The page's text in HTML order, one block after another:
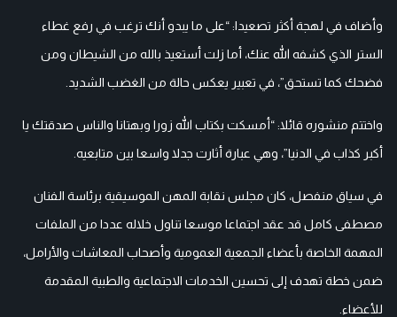
وأضاف في لهجة أكثر تصعيدا: “على ما يبدو أنك ترغب في رفع غطاء
الستر الذي كشفه الله عنك، أما زلت أستعيذ بالله من الشيطان ومن
فضحك كما تستحق”، في تعبير يعكس حالة من الغضب الشديد.
واختتم منشوره قائلا: “أمسكت بكتاب الله زورا وبهتانا والناس صدقتك يا
أكبر كذاب في الدنيا”، وهي عبارة أثارت جدلا واسعا بين متابعيه.
في سياق منفصل، كان مجلس نقابة المهن الموسيقية برئاسة الفنان
مصطفى كامل قد عقد اجتماعا موسعا تناول خلاله عددا من الملفات
المهمة الخاصة بأعضاء الجمعية العمومية وأصحاب المعاشات والأرامل،
ضمن خطة تهدف إلى تحسين الخدمات الاجتماعية والطبية المقدمة
للأعضاء.